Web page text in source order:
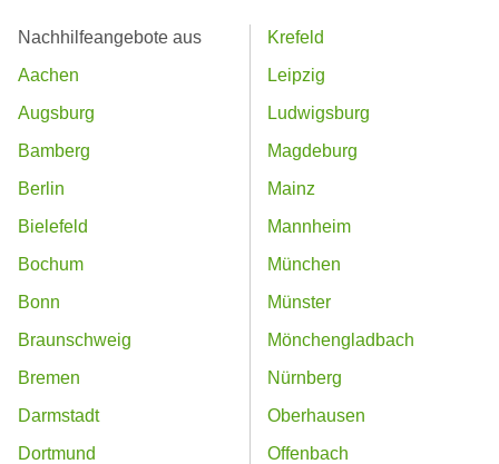
Nachhilfeangebote aus
Aachen
Augsburg
Bamberg
Berlin
Bielefeld
Bochum
Bonn
Braunschweig
Bremen
Darmstadt
Dortmund
Krefeld
Leipzig
Ludwigsburg
Magdeburg
Mainz
Mannheim
München
Münster
Mönchengladbach
Nürnberg
Oberhausen
Offenbach